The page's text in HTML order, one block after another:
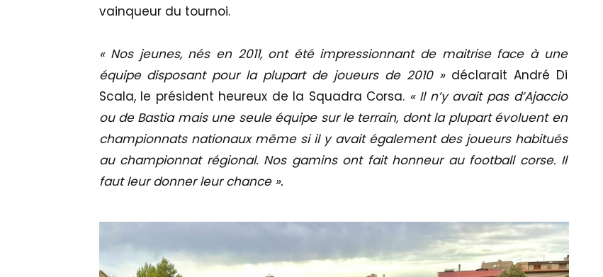
vainqueur du tournoi.
« Nos jeunes, nés en 2011, ont été impressionnant de maitrise face à une
équipe disposant pour la plupart de joueurs de 2010 »déclarait André Di
Scala, le président heureux de la Squadra Corsa. « Il n’y avait pas d’Ajaccio
ou de Bastia mais une seule équipe sur le terrain, dont la plupart évoluent en
championnats nationaux même si il y avait également des joueurs habitués
au championnat régional. Nos gamins ont fait honneur au football corse. Il
faut leur donner leur chance ».